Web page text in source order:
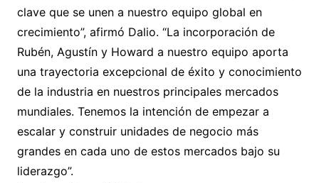
clave que se unen a nuestro equipo global en
crecimiento”, afirmó Dalio. “La incorporación de
Rubén, Agustín y Howard a nuestro equipo aporta
una trayectoria excepcional de éxito y conocimiento
de la industria en nuestros principales mercados
mundiales. Tenemos la intención de empezar a
escalar y construir unidades de negocio más
grandes en cada uno de estos mercados bajo su
liderazgo”.